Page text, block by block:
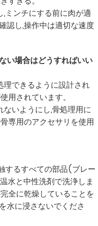
ミンチにする前に肉が適
認し,操作中は適切な速度
い場合はどうすればいい
できるように設計され
用されています。
いようにし,骨処理用に
専用のアクセサリを使用
するすべての部品(ブレー
水と中性洗剤で洗浄しま
全に乾燥していることを
水に浸さないでくださ